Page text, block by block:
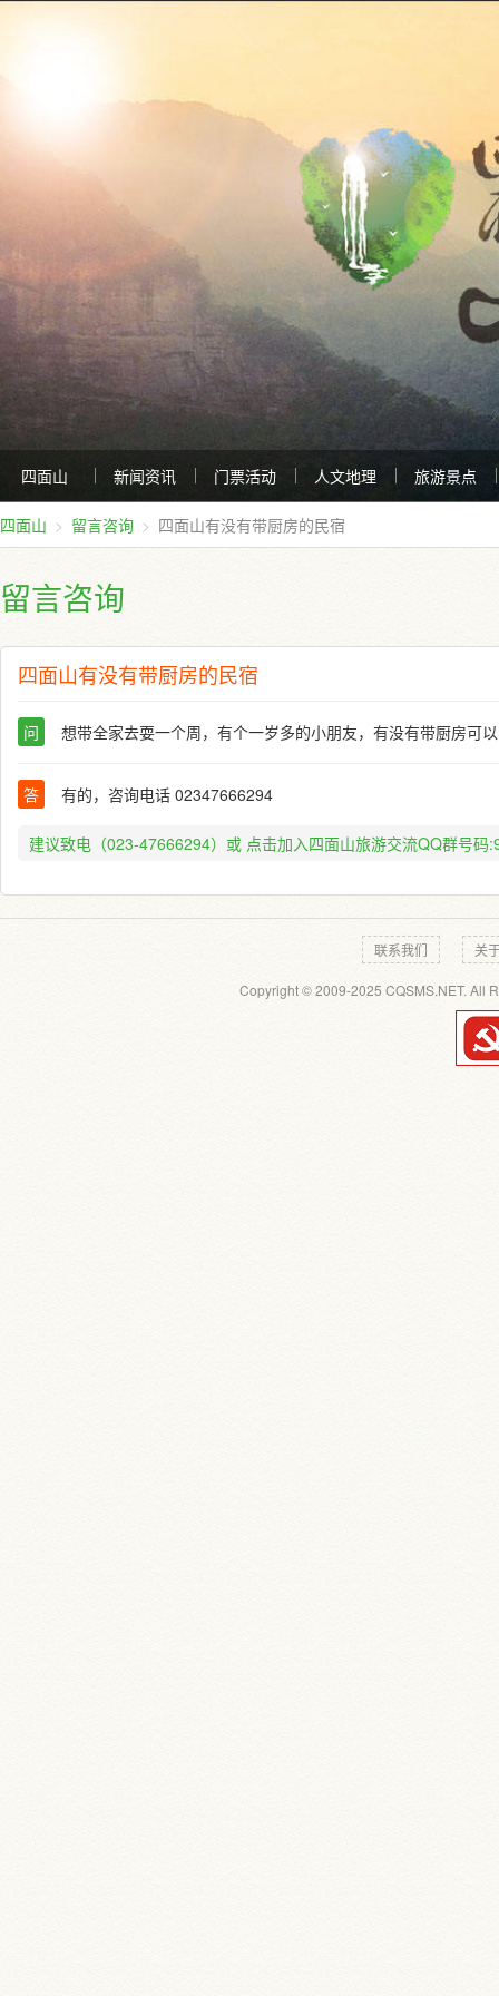
四面山 新闻资讯 门票活动 人文地理 旅游景点
四面山 留言咨询 四面山有没有带厨房的民宿
留言咨询
四面山有没有带厨房的民宿
问 想带全家去耍一个周，有个一岁多的小朋友，有没有带厨房可
答 有的，咨询电话 02347666294
建议致电（023-47666294）或 点击加入四面山旅游交流QQ群号码
联系我们 关
Copyright © 2009-2025 CQSMS.NET. All